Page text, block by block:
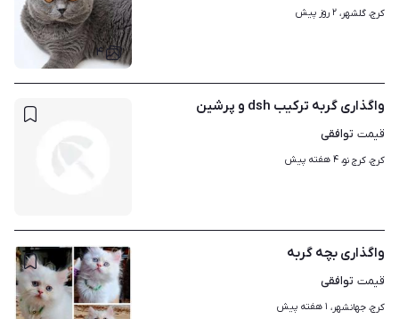
۴
کرج، گلشهر، ۲ روز پیش
واگذاری گربه ترکیب dsh و پرشین
قیمت توافقی
کرج، کرج نو، ۴ هفته پیش
واگذاری بچه گربه
قیمت توافقی
کرج، جهانشهر، ۱ هفته پیش